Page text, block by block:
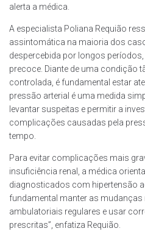
alerta a médica.
A especialista Poliana Requião
assintomática na maioria dos
despercebida por longos
precoce. Diante de uma condição
controlada, é fundamental estar
pressão arterial é uma medida
levantar suspeitas e permitir a
complicações causadas pela
tempo.
Para evitar complicações mais
insuficiência renal, a médica
diagnosticados com hipertensão
fundamental manter as mudanças
ambulatoriais regulares e usar
prescritas”, enfatiza Requião.